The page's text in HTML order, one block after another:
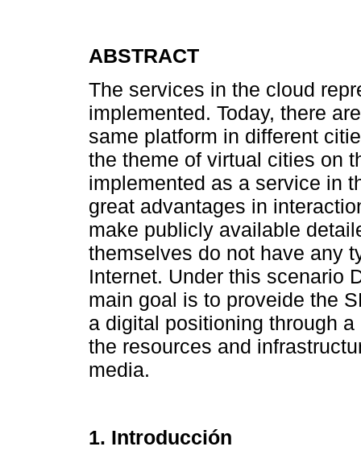
ABSTRACT
The services in the cloud
implemented. Today, there
same platform in different
the theme of virtual cities on
implemented as a service in
great advantages in
make publicly available
themselves do not have any
Internet. Under this scenario
main goal is to proveide the
a digital positioning through
the resources and
media.
1. Introducción